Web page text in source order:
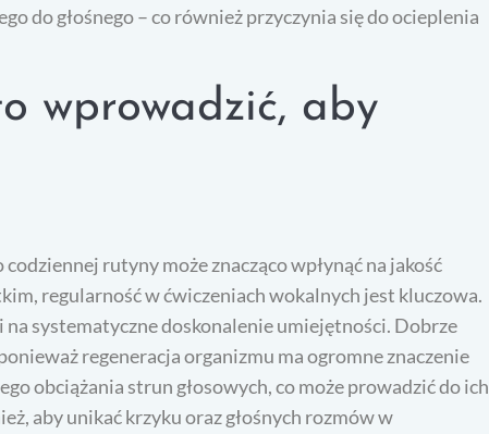
do głośnego – co również przyczynia się do ocieplenia
wprowadzić, aby
rutyny może znacząco wpłynąć na jakość
regularność w ćwiczeniach wokalnych jest kluczowa.
systematyczne doskonalenie umiejętności. Dobrze
regeneracja organizmu ma ogromne znaczenie
obciążania strun głosowych, co może prowadzić do ich
aby unikać krzyku oraz głośnych rozmów w